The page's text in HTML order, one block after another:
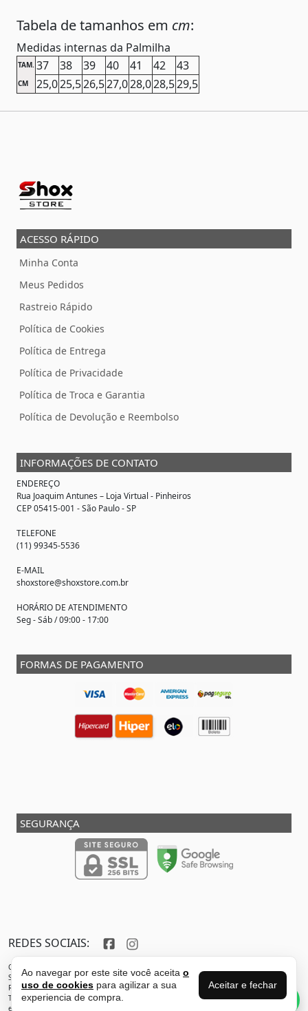
Tabela de tamanhos em cm:
Medidas internas da Palmilha
TAM. 37 38 39 40 41 42 43
CM 25,025,526,527,028,028,529,5
Perguntas sobre
ACESSO RÁPIDO
Minha Conta
Meus Pedidos
Rastreio Rápido
Política de Cookies
Política de Entrega
Política de Privacidade
Política de Troca e Garantia
Política de Devolução e Reembolso
INFORMAÇÕES DE CONTATO
ENDEREÇO
Rua Joaquim Antunes – Loja Virtual - Pinheiros
CEP 05415-001 - São Paulo - SP
TELEFONE
(11) 99345-5536
E-MAIL
shoxstore@shoxstore.com.br
HORÁRIO DE ATENDIMENTO
Seg - Sáb / 09:00 - 17:00
FORMAS DE PAGAMENTO
SEGURANÇA
REDES SOCIAIS:
Copyright © 2013 - 2026 - SHOX STORE DO BRASIL - Marca pertencente à VFR SPORTS E
SERVICOS ADMINISTRATIVOS LTDA CNPJ: 32.346.663/0001-59 - Localizada do endereço:
Rua Joaquim Antunes - São Paulo - SP - 05435-030
Todos os direitos reservados. Proibida reprodução total ou parcial deste sítio
eletrônico sem autorização prévia.
Ao navegar por este site você aceita o
uso de cookies para agilizar a sua
experiencia de compra.
Aceitar e fechar